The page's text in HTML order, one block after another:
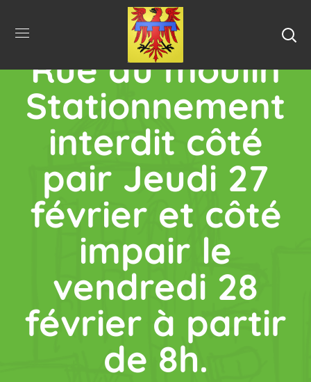
Rue du moulin
Stationnement
interdit côté
pair Jeudi 27
février et côté
impair le
vendredi 28
février à partir
de 8h.